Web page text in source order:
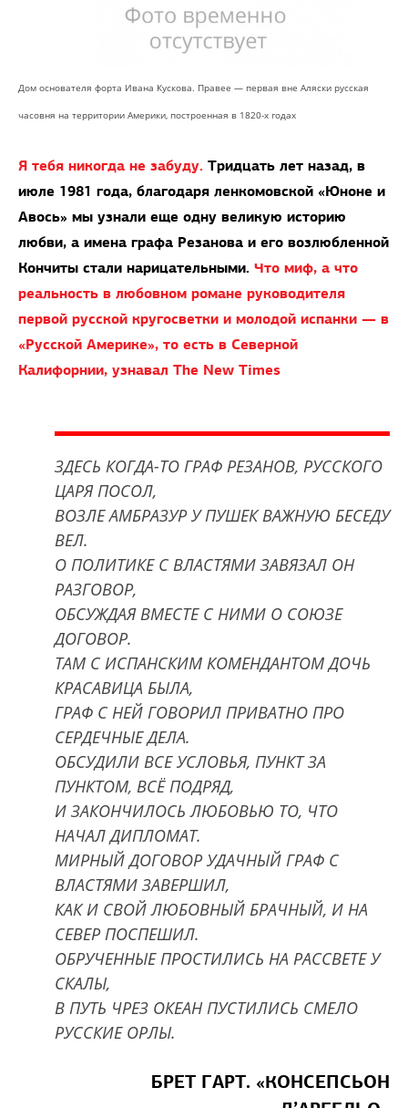
Дом основателя форта Ивана Кускова. Правее — первая вне Аляски русская
часовня на территории Америки, построенная в 1820-х годах
Я тебя никогда не забуду. Тридцать лет назад, в
июле 1981 года, благодаря ленкомовской «Юноне и
Авось» мы узнали еще одну великую историю
любви, а имена графа Резанова и его возлюбленной
Кончиты стали нарицательными. Что миф, а что
реальность в любовном романе руководителя
первой русской кругосветки и молодой испанки — в
«Русской Америке», то есть в Cеверной
Калифорнии, узнавал The New Times
ЗДЕСЬ КОГДА-ТО ГРАФ РЕЗАНОВ, РУССКОГО
ЦАРЯ ПОСОЛ,
ВОЗЛЕ АМБРАЗУР У ПУШЕК ВАЖНУЮ БЕСЕДУ
ВЕЛ.
О ПОЛИТИКЕ С ВЛАСТЯМИ ЗАВЯЗАЛ ОН
РАЗГОВОР,
ОБСУЖДАЯ ВМЕСТЕ С НИМИ О СОЮЗЕ
ДОГОВОР.
ТАМ С ИСПАНСКИМ КОМЕНДАНТОМ ДОЧЬ
КРАСАВИЦА БЫЛА,
ГРАФ С НЕЙ ГОВОРИЛ ПРИВАТНО ПРО
СЕРДЕЧНЫЕ ДЕЛА.
ОБСУДИЛИ ВСЕ УСЛОВЬЯ, ПУНКТ ЗА
ПУНКТОМ, ВСЁ ПОДРЯД,
И ЗАКОНЧИЛОСЬ ЛЮБОВЬЮ ТО, ЧТО
НАЧАЛ ДИПЛОМАТ.
МИРНЫЙ ДОГОВОР УДАЧНЫЙ ГРАФ С
ВЛАСТЯМИ ЗАВЕРШИЛ,
КАК И СВОЙ ЛЮБОВНЫЙ БРАЧНЫЙ, И НА
СЕВЕР ПОСПЕШИЛ.
ОБРУЧЕННЫЕ ПРОСТИЛИСЬ НА РАССВЕТЕ У
СКАЛЫ,
В ПУТЬ ЧРЕЗ ОКЕАН ПУСТИЛИСЬ СМЕЛО
РУССКИЕ ОРЛЫ.
БРЕТ ГАРТ. «КОНСЕПСЬОН